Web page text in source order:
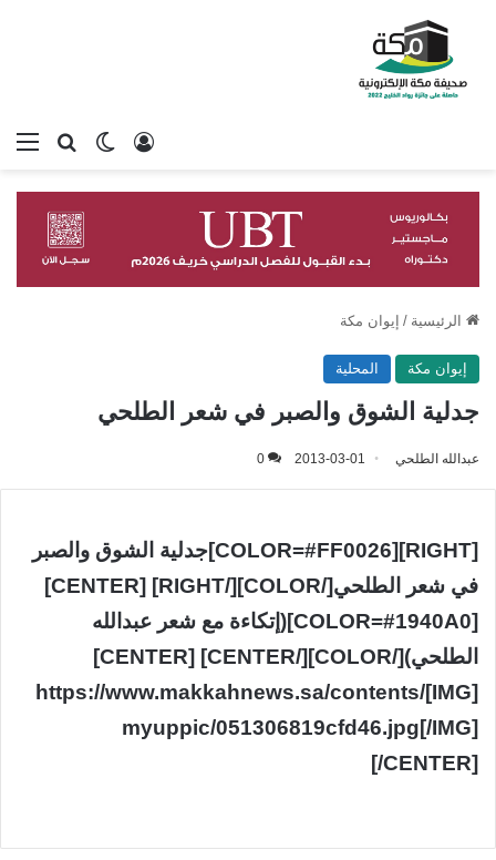
بحثالوضع
تسجيل الدخول
الرئيسية / إيوان مكة
إيوان مكة المحلية
جدلية الشوق والصبر في شعر الطلحي
عبدالله الطلحي 2013-03-01
0
[RIGHT][COLOR=#FF0026]جدلية الشوق والصبر
في شعر الطلحي[/COLOR][/RIGHT] [CENTER]
[COLOR=#1940A0](إتكاءة مع شعر عبدالله
الطلحي)[/COLOR][/CENTER] [CENTER]
[IMG]https://www.makkahnews.sa/contents/
myuppic/051306819cfd46.jpg[/IMG]
[/CENTER]